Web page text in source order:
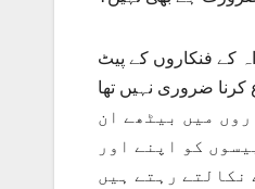
کے فنکاروں کے پیٹ
میں بیٹھے ان
کو اپنے اور